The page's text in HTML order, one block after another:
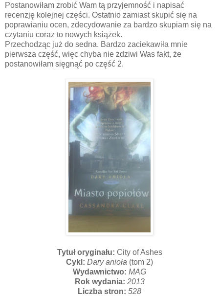
Postanowiłam zrobić Wam tą przyjemność i napisać
recenzję kolejnej części. Ostatnio zamiast skupić się na
poprawianiu ocen, zdecydowanie za bardzo skupiam się na
czytaniu coraz to nowych książek.
Przechodząc już do sedna. Bardzo zaciekawiła mnie
pierwsza część, więc chyba nie zdziwi Was fakt, że
postanowiłam sięgnąć po część 2.
Tytuł oryginału: City of Ashes
Cykl: Dary anioła (tom 2)
Wydawnictwo: MAG
Rok wydania: 2013
Liczba stron: 528